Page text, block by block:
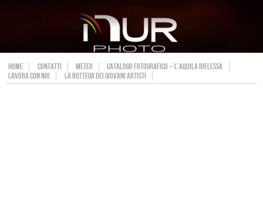
HOME CONTATTI METEO
CATALOGO FOTOGRAFICO – L’AQUILA RIFLESSA
LAVORA CON NOI
LA BOTTEGA DEI GIOVANI ARTISTI